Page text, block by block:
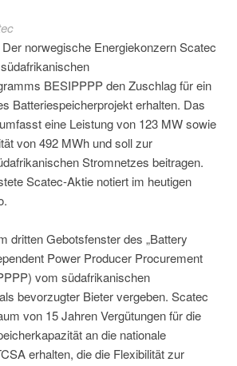
norwegische Energiekonzern Scatec
BESIPPPP den Zuschlag für ein
Batteriespeicherprojekt erhalten. Das
eine Leistung von 123 MW sowie
von 492 MWh und soll zur
Stromnetzes beitragen.
Scatec-Aktie notiert im heutigen
dritten Gebotsfenster des „Battery
Power Producer Procurement
vom südafrikanischen
bevorzugter Bieter vergeben. Scatec
von 15 Jahren Vergütungen für die
an die nationale
erhalten, die die Flexibilität zur